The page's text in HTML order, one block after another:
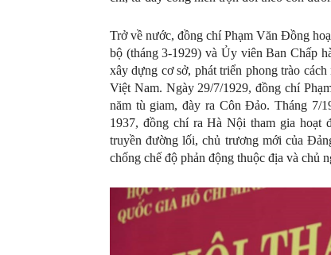
Trở về nước, đồng chí Phạm Văn Đồng
bộ (tháng 3-1929) và Ủy viên Ban Chấp
xây dựng cơ sở, phát triển phong trào
Việt Nam. Ngày 29/7/1929, đồng chí
năm tù giam, đày ra Côn Đảo. Tháng 7/
1937, đồng chí ra Hà Nội tham gia hoạt
truyền đường lối, chủ trương mới của
chống chế độ phản động thuộc địa và chủ